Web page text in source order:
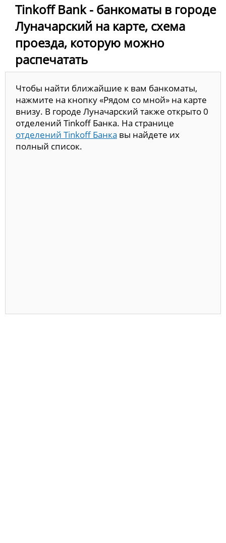
Tinkoff Bank - банкоматы в городе
Луначарский на карте, схема
проезда, которую можно
распечатать
Чтобы найти ближайшие к вам банкоматы,
нажмите на кнопку «Рядом со мной» на карте
внизу. В городе Луначарский также открыто 0
отделений Tinkoff Банка. На странице
отделений Tinkoff Банка вы найдете их
полный список.